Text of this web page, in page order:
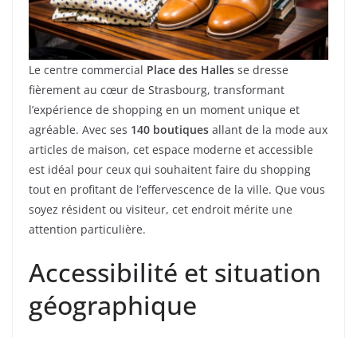
Le centre commercial Place des Halles se dresse
fièrement au cœur de Strasbourg, transformant
l’expérience de shopping en un moment unique et
agréable. Avec ses 140 boutiques allant de la mode aux
articles de maison, cet espace moderne et accessible
est idéal pour ceux qui souhaitent faire du shopping
tout en profitant de l’effervescence de la ville. Que vous
soyez résident ou visiteur, cet endroit mérite une
attention particulière.
Accessibilité et situation
géographique